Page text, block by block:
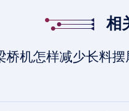
相
机怎样减少长料摆